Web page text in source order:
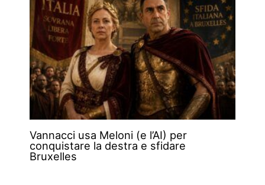
Vannacci usa Meloni (e l’AI) per
conquistare la destra e sfidare
Bruxelles